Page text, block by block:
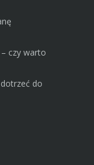
czy warto
do